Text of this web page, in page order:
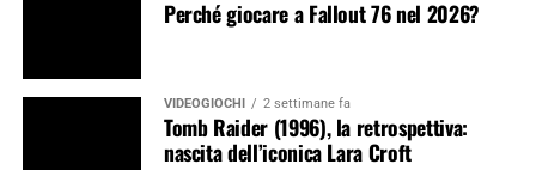
Perché giocare a Fallout 76 nel 2026?
VIDEOGIOCHI 2 settimane fa
Tomb Raider (1996), la retrospettiva:
nascita dell’iconica Lara Croft